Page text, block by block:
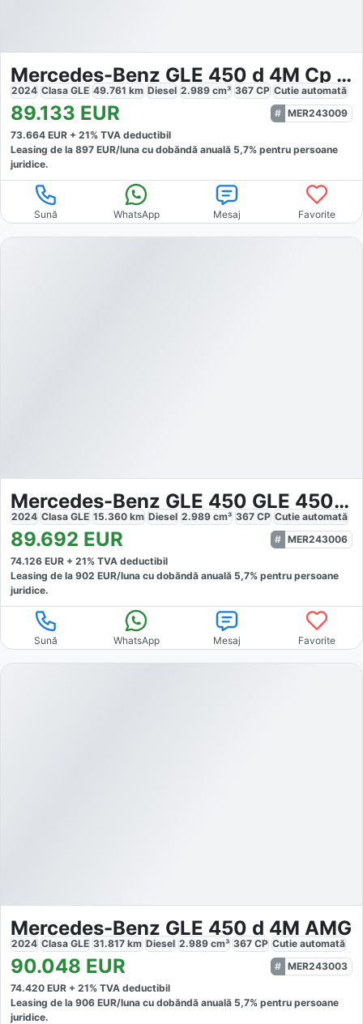
Mercedes-Benz GLE 450 d 4M Cp AMG Sport Night Distr
2024 Clasa GLE 49.761 km Diesel 2.989 cm³ 367 CP Cutie automată
89.133 EUR
MER243009
73.664 EUR + 21% TVA deductibil
Leasing de la 897 EUR/luna cu dobăndă anuală 5,7% pentru persoane
juridice.
Sună WhatsApp Mesaj Favorite
Mercedes-Benz GLE 450 GLE 450d Coupe 4M AMG
2024 Clasa GLE 15.360 km Diesel 2.989 cm³ 367 CP Cutie automată
89.692 EUR
MER243006
74.126 EUR + 21% TVA deductibil
Leasing de la 902 EUR/luna cu dobăndă anuală 5,7% pentru persoane
juridice.
Sună WhatsApp Mesaj Favorite
Mercedes-Benz GLE 450 d 4M AMG
2024 Clasa GLE 31.817 km Diesel 2.989 cm³ 367 CP Cutie automată
90.048 EUR
MER243003
74.420 EUR + 21% TVA deductibil
Leasing de la 906 EUR/luna cu dobăndă anuală 5,7% pentru persoane
juridice.